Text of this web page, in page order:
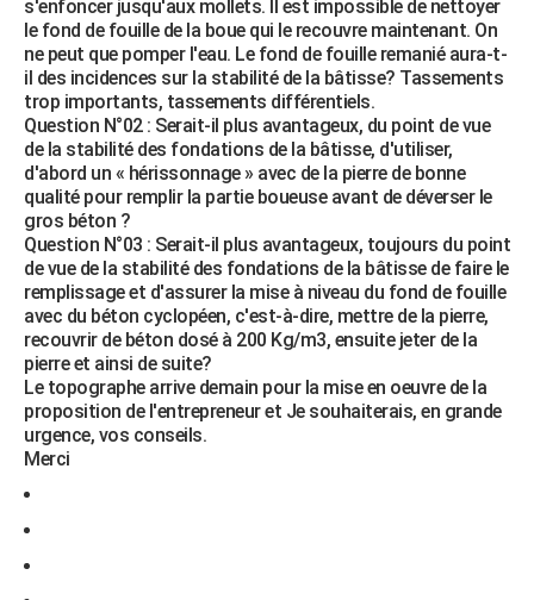
s'enfoncer jusqu'aux mollets. Il est impossible de nettoyer
le fond de fouille de la boue qui le recouvre maintenant. On
ne peut que pomper l'eau. Le fond de fouille remanié aura-t-
il des incidences sur la stabilité de la bâtisse? Tassements
trop importants, tassements différentiels.
Question N°02 : Serait-il plus avantageux, du point de vue
de la stabilité des fondations de la bâtisse, d'utiliser,
d'abord un « hérissonnage » avec de la pierre de bonne
qualité pour remplir la partie boueuse avant de déverser le
gros béton ?
Question N°03 : Serait-il plus avantageux, toujours du point
de vue de la stabilité des fondations de la bâtisse de faire le
remplissage et d'assurer la mise à niveau du fond de fouille
avec du béton cyclopéen, c'est-à-dire, mettre de la pierre,
recouvrir de béton dosé à 200 Kg/m3, ensuite jeter de la
pierre et ainsi de suite?
Le topographe arrive demain pour la mise en oeuvre de la
proposition de l'entrepreneur et Je souhaiterais, en grande
urgence, vos conseils.
Merci